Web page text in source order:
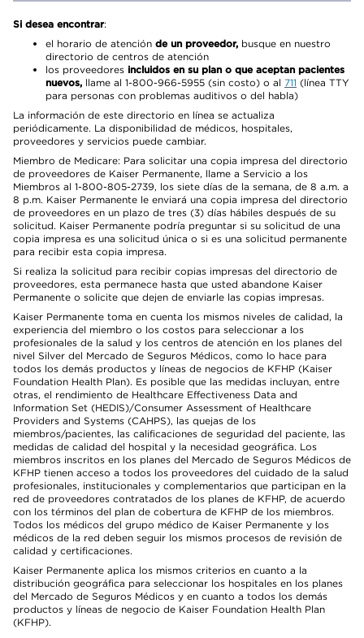
Si desea encontrar:
el horario de atención de un proveedor, busque en nuestro
directorio de centros de atención
los proveedores incluidos en su plan o que aceptan pacientes
nuevos, llame al 1-800-966-5955 (sin costo) o al 711 (línea TTY
para personas con problemas auditivos o del habla)
La información de este directorio en línea se actualiza
periódicamente. La disponibilidad de médicos, hospitales,
proveedores y servicios puede cambiar.
Miembro de Medicare: Para solicitar una copia impresa del directorio
de proveedores de Kaiser Permanente, llame a Servicio a los
Miembros al 1-800-805-2739, los siete días de la semana, de 8 a.m. a
8 p.m. Kaiser Permanente le enviará una copia impresa del directorio
de proveedores en un plazo de tres (3) días hábiles después de su
solicitud. Kaiser Permanente podría preguntar si su solicitud de una
copia impresa es una solicitud única o si es una solicitud permanente
para recibir esta copia impresa.
Si realiza la solicitud para recibir copias impresas del directorio de
proveedores, esta permanece hasta que usted abandone Kaiser
Permanente o solicite que dejen de enviarle las copias impresas.
Kaiser Permanente toma en cuenta los mismos niveles de calidad, la
experiencia del miembro o los costos para seleccionar a los
profesionales de la salud y los centros de atención en los planes del
nivel Silver del Mercado de Seguros Médicos, como lo hace para
todos los demás productos y líneas de negocios de KFHP (Kaiser
Foundation Health Plan). Es posible que las medidas incluyan, entre
otras, el rendimiento de Healthcare Effectiveness Data and
Information Set (HEDIS)/Consumer Assessment of Healthcare
Providers and Systems (CAHPS), las quejas de los
miembros/pacientes, las calificaciones de seguridad del paciente, las
medidas de calidad del hospital y la necesidad geográfica. Los
miembros inscritos en los planes del Mercado de Seguros Médicos de
KFHP tienen acceso a todos los proveedores del cuidado de la salud
profesionales, institucionales y complementarios que participan en la
red de proveedores contratados de los planes de KFHP, de acuerdo
con los términos del plan de cobertura de KFHP de los miembros.
Todos los médicos del grupo médico de Kaiser Permanente y los
médicos de la red deben seguir los mismos procesos de revisión de
calidad y certificaciones.
Kaiser Permanente aplica los mismos criterios en cuanto a la
distribución geográfica para seleccionar los hospitales en los planes
del Mercado de Seguros Médicos y en cuanto a todos los demás
productos y líneas de negocio de Kaiser Foundation Health Plan
(KFHP).